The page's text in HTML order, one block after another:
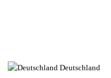
Deutschland